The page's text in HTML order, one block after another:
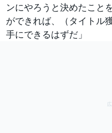
ンにやろうと決めたこと
ができれば、（タイトル
手にできるはずだ」